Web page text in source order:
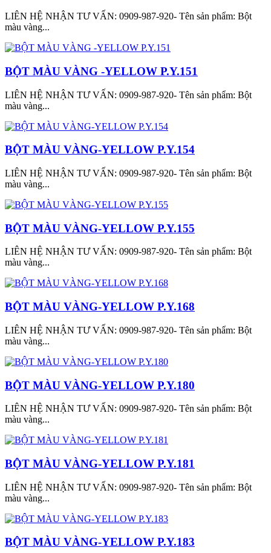
LIÊN HỆ NHẬN TƯ VẤN: 0909-987-920- Tên sản phẩm: Bột
màu vàng...
BỘT MÀU VÀNG -YELLOW P.Y.151
LIÊN HỆ NHẬN TƯ VẤN: 0909-987-920- Tên sản phẩm: Bột
màu vàng...
BỘT MÀU VÀNG-YELLOW P.Y.154
LIÊN HỆ NHẬN TƯ VẤN: 0909-987-920- Tên sản phẩm: Bột
màu vàng...
BỘT MÀU VÀNG-YELLOW P.Y.155
LIÊN HỆ NHẬN TƯ VẤN: 0909-987-920- Tên sản phẩm: Bột
màu vàng...
BỘT MÀU VÀNG-YELLOW P.Y.168
LIÊN HỆ NHẬN TƯ VẤN: 0909-987-920- Tên sản phẩm: Bột
màu vàng...
BỘT MÀU VÀNG-YELLOW P.Y.180
LIÊN HỆ NHẬN TƯ VẤN: 0909-987-920- Tên sản phẩm: Bột
màu vàng...
BỘT MÀU VÀNG-YELLOW P.Y.181
LIÊN HỆ NHẬN TƯ VẤN: 0909-987-920- Tên sản phẩm: Bột
màu vàng...
BỘT MÀU VÀNG-YELLOW P.Y.183